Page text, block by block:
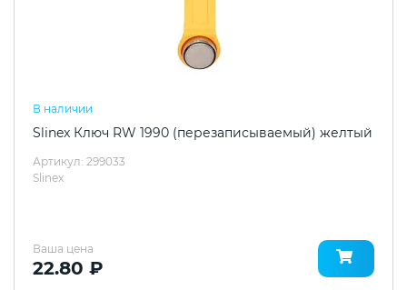
В наличии
Slinex Ключ RW 1990 (перезаписываемый) желтый
Артикул: 299033
Slinex
Ваша цена
22.80 ₽